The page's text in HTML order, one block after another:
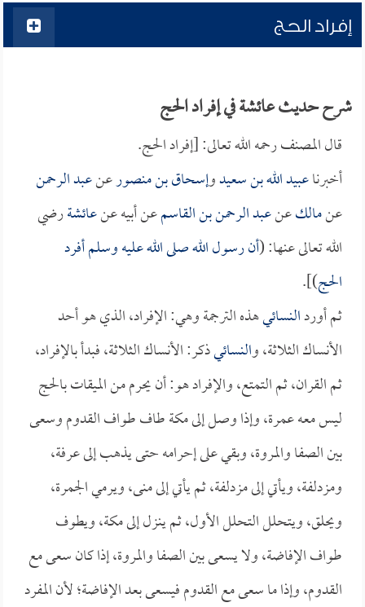
إفراد الحج
شرح حديث عائشة في إفراد الحج
قال المصنف رحمه الله تعالى: [إفراد الحج.
أخبرناعبيد الله بن سعيدوإسحاق بن منصورعنعبد الرحمن
عنمالكعنعبد الرحمن بن القاسمعن أبيه عنعائشةرضي
الله تعالى عنها: (أن رسول الله صلى الله عليه وسلم أفرد
الحج)].
ثم أوردالنسائيهذه الترجمة وهي: الإفراد، الذي هو أحد
الأنساك الثلاثة، والنسائيذكر: الأنساك الثلاثة، فبدأ بالإفراد،
ثم القران، ثم التمتع، والإفراد هو: أن يحرم من الميقات بالحج
ليس معه عمرة، وإذا وصل إلى مكة طاف طواف القدوم وسعى
بين الصفا والمروة، وبقي على إحرامه حتى يذهب إلى عرفة،
ومزدلفة، ويأتي إلى مزدلفة، ثم يأتي إلى منى، ويرمي الجمرة،
ويحلق، ويتحلل التحلل الأول، ثم ينزل إلى مكة، ويطوف
طواف الإفاضة، ولا يسعى بين الصفا والمروة، إذا كان سعى مع
القدوم، وإذا ما سعى مع القدوم فيسعى بعد الإفاضة؛ لأن المفرد